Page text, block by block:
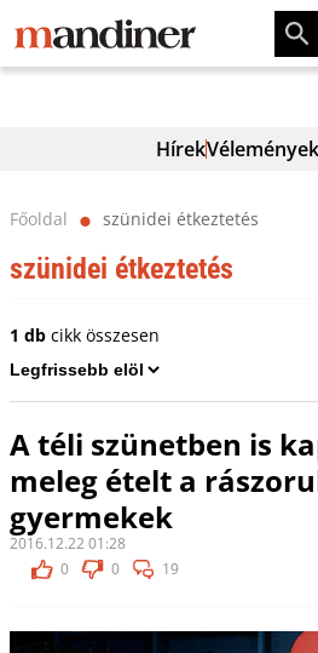
HírekVélemények
Főoldal ⬤ szünidei étkeztetés
szünidei étkeztetés
1 dbcikk összesen
A téli szünetben is
meleg ételt a
gyermekek
2016.12.22 01:28
0
0 19